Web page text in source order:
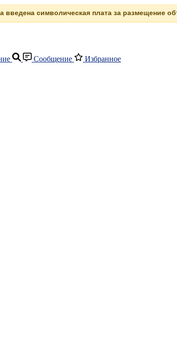
введена символическая плата за размещение
Сообщение Избранное